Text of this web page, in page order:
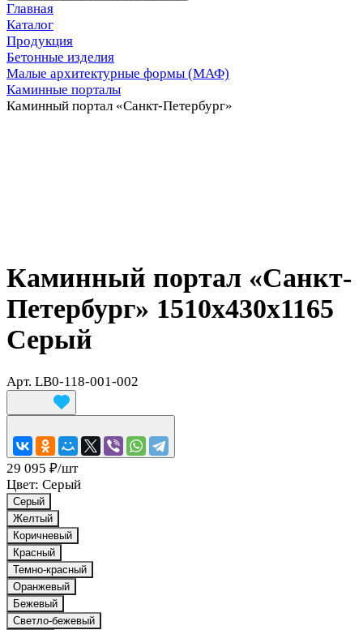
Главная
Каталог
Продукция
Бетонные изделия
Малые архитектурные формы (МАФ)
Каминные порталы
Каминный портал «Санкт-Петербург»
Каминный портал «Санкт-
Петербург» 1510x430x1165
Серый
Арт. LB0-118-001-002
29 095 ₽/шт
Цвет: Серый
Серый
Желтый
Коричневый
Красный
Темно-красный
Оранжевый
Бежевый
Светло-бежевый